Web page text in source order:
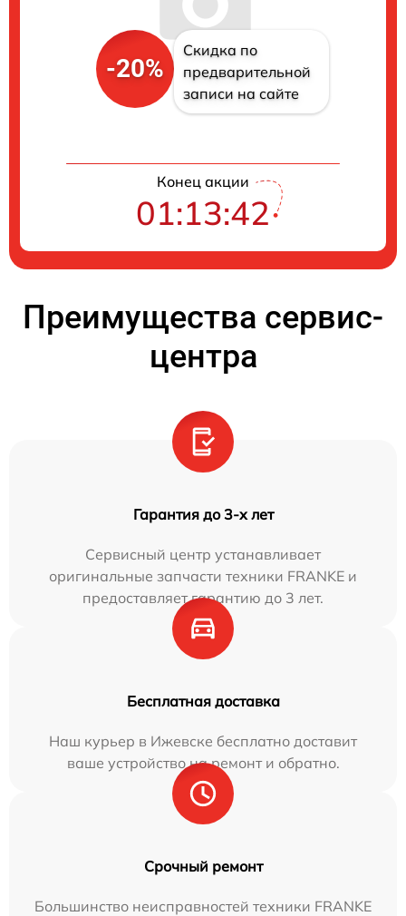
-20%
Скидка по
предварительной
записи на сайте
Конец акции
01:13:41
Преимущества сервис-
центра
Гарантия до 3-х лет
Сервисный центр устанавливает
оригинальные запчасти техники FRANKE и
предоставляет гарантию до 3 лет.
Бесплатная доставка
Наш курьер в Ижевске бесплатно доставит
ваше устройство на ремонт и обратно.
Срочный ремонт
Большинство неисправностей техники FRANKE